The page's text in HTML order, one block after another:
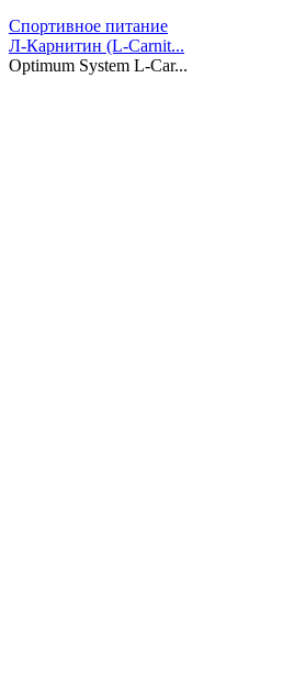
Спортивное питание
Л-Карнитин (L-Сarnit...
Optimum System L-Car...